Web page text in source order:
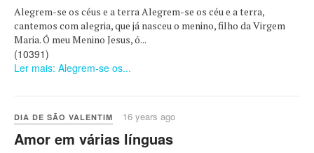
Alegrem-se os céus e a terra Alegrem-se os céu e a terra,
cantemos com alegria, que já nasceu o menino, filho da Virgem
Maria. Ó meu Menino Jesus, ó...
(10391)
Ler mais: Alegrem-se os...
DIA DE SÃO VALENTIM 16 years ago
Amor em várias línguas